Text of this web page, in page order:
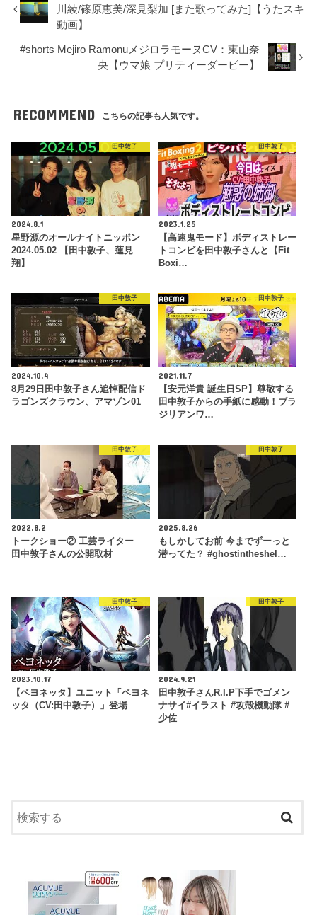
川綾/篠原恵美/深見梨加 [また歌ってみた]【うたスキ
動画】
#shorts Mejiro RamonuメジロラモーヌCV：東山奈
央【ウマ娘 プリティーダービー】
RECOMMEND こちらの記事も人気です。
田中敦子
2024.8.1
星野源のオールナイトニッポン
2024.05.02 【田中敦子、蓮見
翔】
田中敦子
2023.1.25
【高速鬼モード】ボディストレー
トコンビを田中敦子さんと【Fit
Boxi…
田中敦子
2024.10.4
8月29日田中敦子さん追悼配信ド
ラゴンズクラウン、アマゾン01
田中敦子
2021.11.7
【安元洋貴 誕生日SP】尊敬する
田中敦子からの手紙に感動！ブラ
ジリアンワ…
田中敦子
2022.8.2
トークショー② 工芸ライター
田中敦子さんの公開取材
田中敦子
2025.8.26
もしかしてお前 今までずーっと
潜ってた？ #ghostintheshel…
田中敦子
2023.10.17
【ベヨネッタ】ユニット「ベヨネ
ッタ（CV:田中敦子）」登場
田中敦子
2024.9.21
田中敦子さんR.I.P下手でゴメン
ナサイ#イラスト #攻殻機動隊 #
少佐